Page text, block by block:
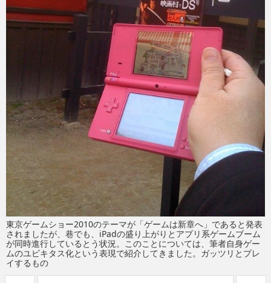
東京ゲームショー2010のテーマが「ゲームは新章へ」であると発表
されましたが、巷でも、iPadの盛り上がりとアプリ系ゲームブーム
が同時進行しているとう状況。このことについては、筆者自身ゲー
ムのユビキタス化という表現で紹介してきました。ガッツリとプレ
イするもの